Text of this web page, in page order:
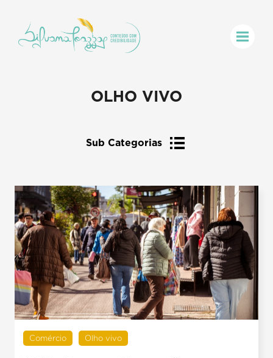
OLHO VIVO
Sub Categorias
Comércio Olho vivo